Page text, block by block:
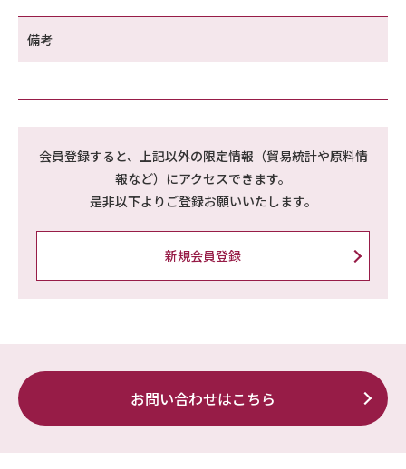
備考
会員登録すると、上記以外の限定情報（貿易統計や原料情
報など）にアクセスできます。
是非以下よりご登録お願いいたします。
新規会員登録
お問い合わせはこちら